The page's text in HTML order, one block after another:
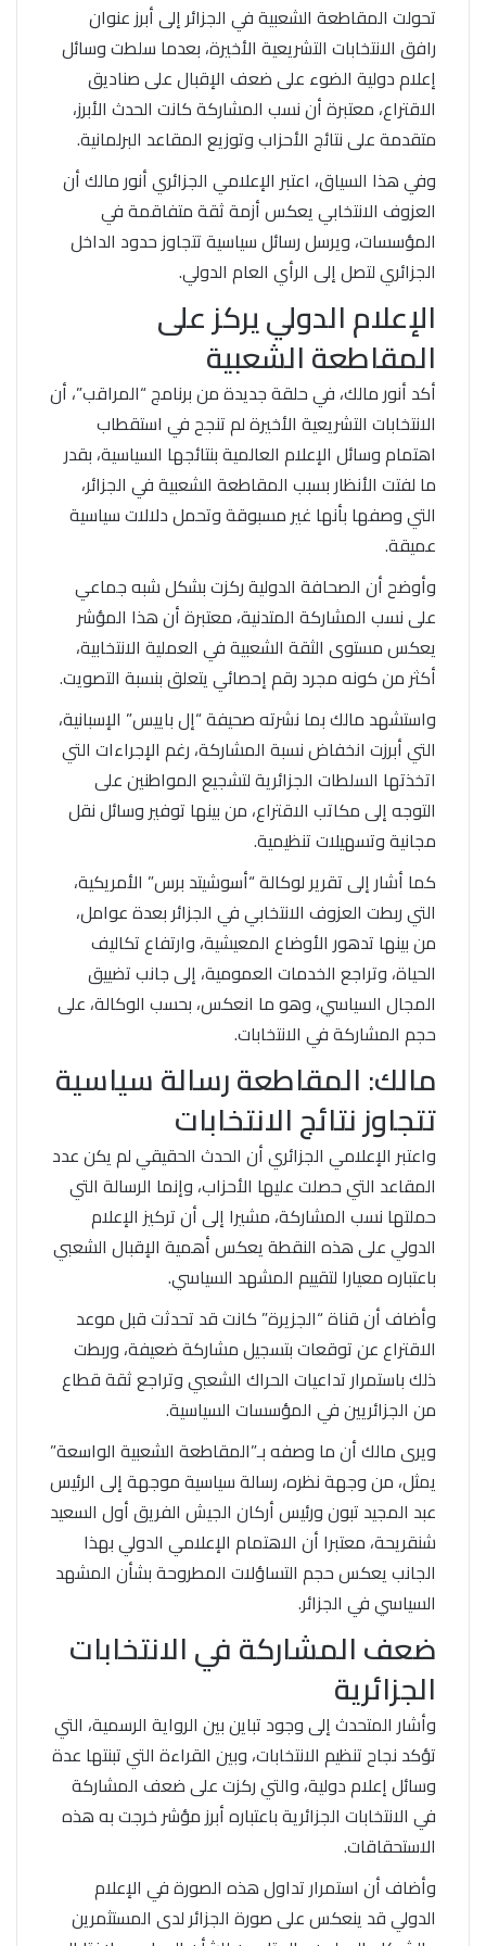
تحولت المقاطعة الشعبية في الجزائر إلى أبرز عنوان
رافق الانتخابات التشريعية الأخيرة، بعدما سلطت وسائل
إعلام دولية الضوء على ضعف الإقبال على صناديق
الاقتراع، معتبرة أن نسب المشاركة كانت الحدث الأبرز،
متقدمة على نتائج الأحزاب وتوزيع المقاعد البرلمانية.
وفي هذا السياق، اعتبر الإعلامي الجزائري أنور مالك أن
العزوف الانتخابي يعكس أزمة ثقة متفاقمة في
المؤسسات، ويرسل رسائل سياسية تتجاوز حدود الداخل
الجزائري لتصل إلى الرأي العام الدولي.
الإعلام الدولي يركز على
المقاطعة الشعبية
أكد أنور مالك، في حلقة جديدة من برنامج “المراقب”، أن
الانتخابات التشريعية الأخيرة لم تنجح في استقطاب
اهتمام وسائل الإعلام العالمية بنتائجها السياسية، بقدر
ما لفتت الأنظار بسبب المقاطعة الشعبية في الجزائر،
التي وصفها بأنها غير مسبوقة وتحمل دلالات سياسية
عميقة.
وأوضح أن الصحافة الدولية ركزت بشكل شبه جماعي
على نسب المشاركة المتدنية، معتبرة أن هذا المؤشر
يعكس مستوى الثقة الشعبية في العملية الانتخابية،
أكثر من كونه مجرد رقم إحصائي يتعلق بنسبة التصويت.
واستشهد مالكبما نشرته صحيفة “إل باييس” الإسبانية،
التي أبرزت انخفاض نسبة المشاركة، رغم الإجراءات التي
اتخذتها السلطات الجزائرية لتشجيع المواطنين على
التوجه إلى مكاتب الاقتراع، من بينها توفير وسائل نقل
مجانية وتسهيلات تنظيمية.
كما أشار إلى تقرير لوكالة “أسوشيتد برس” الأمريكية،
التي ربطت العزوف الانتخابي في الجزائر بعدة عوامل،
من بينها تدهور الأوضاع المعيشية، وارتفاع تكاليف
الحياة، وتراجع الخدمات العمومية، إلى جانب تضييق
المجال السياسي، وهو ما انعكس، بحسب الوكالة، على
حجم المشاركة في الانتخابات.
مالك: المقاطعة رسالة سياسية
تتجاوز نتائج الانتخابات
واعتبر الإعلامي الجزائري أن الحدث الحقيقي لم يكن عدد
المقاعد التي حصلت عليها الأحزاب، وإنما الرسالة التي
حملتها نسب المشاركة، مشيرا إلى أن تركيز الإعلام
الدولي على هذه النقطة يعكس أهمية الإقبال الشعبي
باعتباره معيارا لتقييم المشهد السياسي.
وأضاف أن قناة “الجزيرة” كانت قد تحدثت قبل موعد
الاقتراع عن توقعات بتسجيل مشاركة ضعيفة، وربطت
ذلك باستمرار تداعيات الحراك الشعبي وتراجع ثقة قطاع
من الجزائريين في المؤسسات السياسية.
ويرى مالك أن ما وصفه بـ”المقاطعة الشعبية الواسعة”
يمثل، من وجهة نظره، رسالة سياسية موجهة إلى الرئيس
عبد المجيد تبون ورئيس أركان الجيش الفريق أول السعيد
شنقريحة، معتبرا أن الاهتمام الإعلامي الدولي بهذا
الجانب يعكس حجم التساؤلات المطروحة بشأن المشهد
السياسي في الجزائر.
ضعف المشاركة في الانتخابات
الجزائرية
وأشار المتحدث إلى وجود تباين بين الرواية الرسمية، التي
تؤكد نجاح تنظيم الانتخابات، وبين القراءة التي تبنتها عدة
وسائل إعلام دولية، والتي ركزت على ضعف المشاركة
في الانتخابات الجزائرية باعتباره أبرز مؤشر خرجت به هذه
الاستحقاقات.
وأضاف أن استمرار تداول هذه الصورة في الإعلام
الدولي قد ينعكس على صورة الجزائر لدى المستثمرين